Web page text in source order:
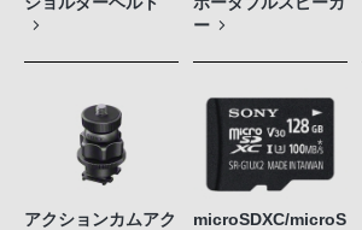
ー
アクションカムアク
microSDXC/microS